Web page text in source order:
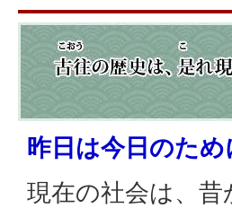
昨日は今日のた
現在の社会は、